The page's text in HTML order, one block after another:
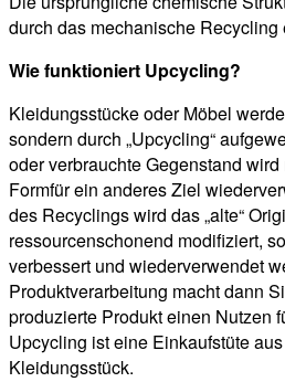
durch das mechanische Recycling
Wie funktioniert Upcycling?
Kleidungsstücke oder Möbel
sondern durch „Upcycling“
oder verbrauchte Gegenstand
Formfür ein anderes Ziel
des Recyclings wird das „alte“
ressourcenschonend modifiziert,
verbessert und wiederverwendet
Produktverarbeitung macht dann
produzierte Produkt einen Nutzen
Upcycling ist eine Einkaufstüte
Kleidungsstück.